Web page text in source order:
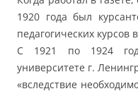
1920 года был
педагогических курсов
С 1921 по 1924
университете г.
«вследствие